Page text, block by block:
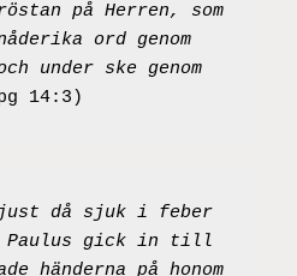
på Herren, som
ord genom
under ske genom
14:3)
då sjuk i feber
Paulus gick in till
händerna på honom